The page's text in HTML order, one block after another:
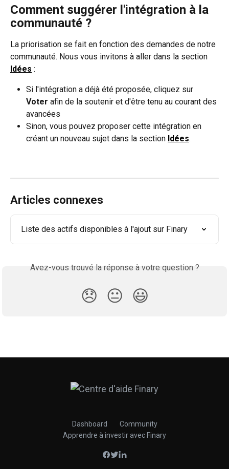
Comment suggérer l'intégration à la
communauté ?
La priorisation se fait en fonction des demandes de notre
communauté. Nous vous invitons à aller dans la section
Idées :
Si l'intégration a déjà été proposée, cliquez sur
Voter afin de la soutenir et d'être tenu au courant des
avancées
Sinon, vous pouvez proposer cette intégration en
créant un nouveau sujet dans la section Idées.
Articles connexes
Liste des actifs disponibles à l'ajout sur Finary
Avez-vous trouvé la réponse à votre question ?
😞 😐 😃
Dashboard
Community
Apprendre à investir avec Finary